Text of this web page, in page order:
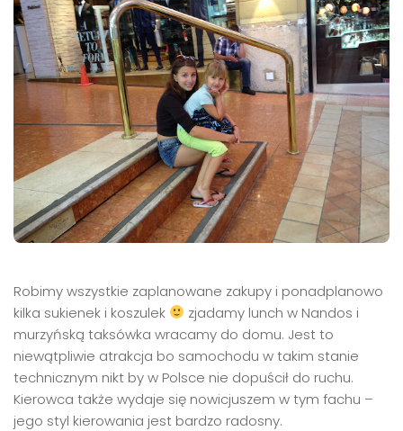
Robimy wszystkie zaplanowane zakupy i ponadplanowo
kilka sukienek i koszulek
zjadamy lunch w Nandos i
murzyńską taksówka wracamy do domu. Jest to
niewątpliwie atrakcja bo samochodu w takim stanie
technicznym nikt by w Polsce nie dopuścił do ruchu.
Kierowca także wydaje się nowicjuszem w tym fachu –
jego styl kierowania jest bardzo radosny.